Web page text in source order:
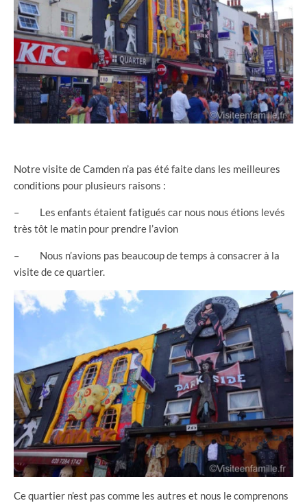
Notre visite de Camden n’a pas été faite dans les meilleures
conditions pour plusieurs raisons :
– Les enfants étaient fatigués car nous nous étions levés
très tôt le matin pour prendre l’avion
– Nous n’avions pas beaucoup de temps à consacrer à la
visite de ce quartier.
Ce quartier n’est pas comme les autres et nous le comprenons